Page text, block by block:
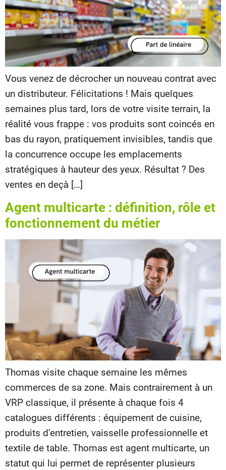
Vous venez de décrocher un nouveau contrat avec
un distributeur. Félicitations ! Mais quelques
semaines plus tard, lors de votre visite terrain, la
réalité vous frappe : vos produits sont coincés en
bas du rayon, pratiquement invisibles, tandis que
la concurrence occupe les emplacements
stratégiques à hauteur des yeux. Résultat ? Des
ventes en deçà […]
Agent multicarte : définition, rôle et
fonctionnement du métier
Thomas visite chaque semaine les mêmes
commerces de sa zone. Mais contrairement à un
VRP classique, il présente à chaque fois 4
catalogues différents : équipement de cuisine,
produits d’entretien, vaisselle professionnelle et
textile de table. Thomas est agent multicarte, un
statut qui lui permet de représenter plusieurs